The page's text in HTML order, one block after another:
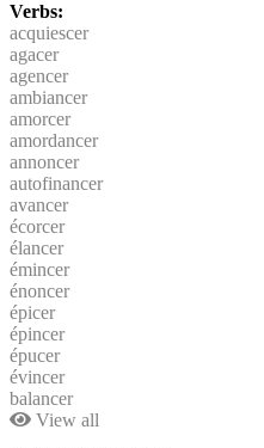
Verbs:
acquiescer
agacer
agencer
ambiancer
amorcer
amordancer
annoncer
autofinancer
avancer
écorcer
élancer
émincer
énoncer
épicer
épincer
épucer
évincer
balancer
View all